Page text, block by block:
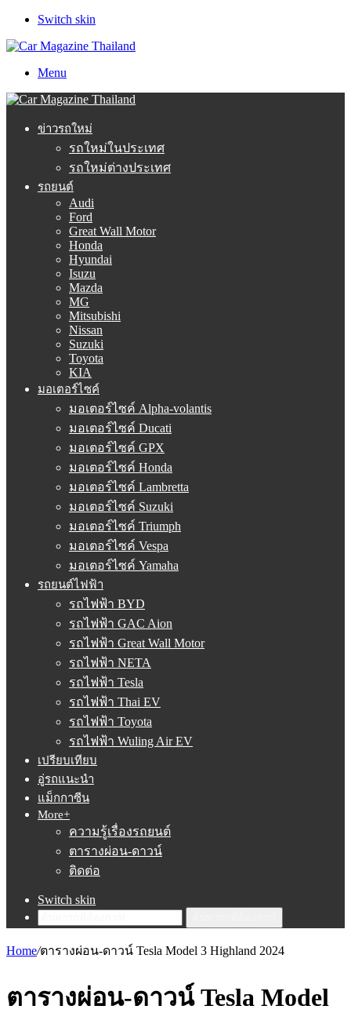
Switch skin
Menu
ข่าวรถใหม่
รถใหม่ในประเทศ
รถใหม่ต่างประเทศ
รถยนต์
Audi
Ford
Great Wall Motor
Honda
Hyundai
Isuzu
Mazda
MG
Mitsubishi
Nissan
Suzuki
Toyota
KIA
มอเตอร์ไซค์
มอเตอร์ไซค์ Alpha-volantis
มอเตอร์ไซค์ Ducati
มอเตอร์ไซค์ GPX
มอเตอร์ไซค์ Honda
มอเตอร์ไซค์ Lambretta
มอเตอร์ไซค์ Suzuki
มอเตอร์ไซค์ Triumph
มอเตอร์ไซค์ Vespa
มอเตอร์ไซค์ Yamaha
รถยนต์ไฟฟ้า
รถไฟฟ้า BYD
รถไฟฟ้า GAC Aion
รถไฟฟ้า Great Wall Motor
รถไฟฟ้า NETA
รถไฟฟ้า Tesla
รถไฟฟ้า Thai EV
รถไฟฟ้า Toyota
รถไฟฟ้า Wuling Air EV
เปรียบเทียบ
อู่รถแนะนำ
แม็กกาซีน
More+
ความรู้เรื่องรถยนต์
ตารางผ่อน-ดาวน์
ติดต่อ
Switch skin
Home/ตารางผ่อน-ดาวน์ Tesla Model 3 Highland 2024
ตารางผ่อน-ดาวน์ Tesla Model